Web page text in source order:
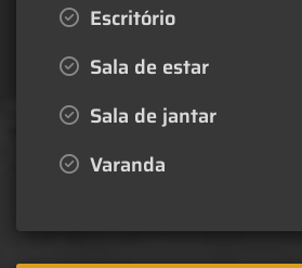
Escritório
Sala de estar
Sala de jantar
Varanda